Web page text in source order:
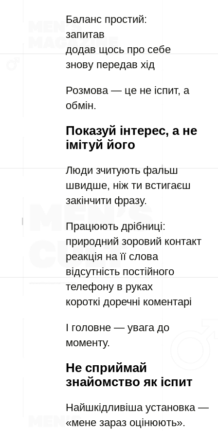
Баланс простий:
запитав
додав щось про себе
знову передав хід
Розмова — це не іспит, а
обмін.
Показуй інтерес, а не
імітуй його
Люди зчитують фальш
швидше, ніж ти встигаєш
закінчити фразу.
Працюють дрібниці:
природний зоровий контакт
реакція на її слова
відсутність постійного
телефону в руках
короткі доречні коментарі
І головне — увага до
моменту.
Не сприймай
знайомство як іспит
Найшкідливіша установка —
«мене зараз оцінюють».